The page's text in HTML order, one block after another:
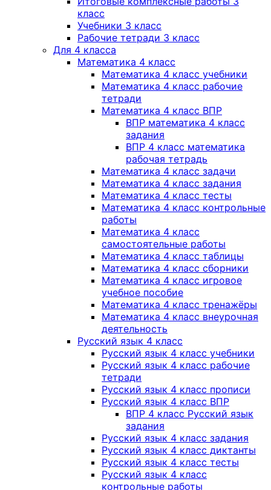
класс
Учебники 3 класс
Рабочие тетради 3 класс
Для 4 класса
Математика 4 класс
Математика 4 класс учебники
Математика 4 класс рабочие
тетради
Математика 4 класс ВПР
ВПР математика 4 класс
задания
ВПР 4 класс математика
рабочая тетрадь
Математика 4 класс задачи
Математика 4 класс задания
Математика 4 класс тесты
Математика 4 класс контрольные
работы
Математика 4 класс
самостоятельные работы
Математика 4 класс таблицы
Математика 4 класс сборники
Математика 4 класс игровое
учебное пособие
Математика 4 класс тренажёры
Математика 4 класс внеурочная
деятельность
Русский язык 4 класс
Русский язык 4 класс учебники
Русский язык 4 класс рабочие
тетради
Русский язык 4 класс прописи
Русский язык 4 класс ВПР
ВПР 4 класс Русский язык
задания
Русский язык 4 класс задания
Русский язык 4 класс диктанты
Русский язык 4 класс тесты
Русский язык 4 класс
контрольные работы